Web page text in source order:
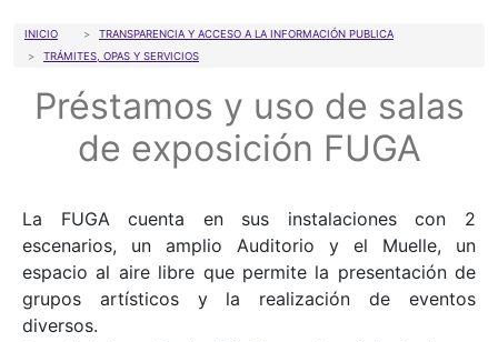
Sobrescribir enlaces de ayuda a la
INICIO
TRANSPARENCIA Y ACCESO A LA INFORMACIÓN PUBLICA
TRÁMITES, OPAS Y SERVICIOS
Préstamos y uso de salas
de exposición FUGA
La FUGA cuenta en sus instalaciones con 2
escenarios, un amplio Auditorio y el Muelle, un
espacio al aire libre que permite la presentación de
grupos artísticos y la realización de eventos
diversos.